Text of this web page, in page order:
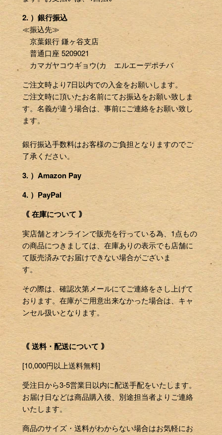
2. ）銀行振込
≪振込先≫
京葉銀行 鎌ヶ谷支店
普通口座 5209021
カマガヤコウギョウ(カ エルエーデポチバ
ご注文時より7日以内での入金をお願いします。
ご注文時に頂いたお名前にてお振込をお願い致しま
す。名義が違う場合は、事前にご連絡をお願い致し
ます。
銀行振込手数料はお客様のご負担となりますのでご
了承ください。
3. ）Amazon Pay
4. ）PayPal
｟ 在庫について ｠
実店舗とオンラインで販売を行っている為、1点もの
の商品につきましては、在庫ありの表示でも店舗に
て販売済みでお届けできない場合がございま
す。
その際は、確認次第メールにてご連絡をさし上げて
おります。在庫がご用意出来なかった場合は、キャ
ンセル扱いとなります。
｟ 送料・配送について ｠
[10,000円以上送料無料]
受注日から3-5営業日以内に配送手配をいたします。
お届け日などは商品購入後、別途担当者よりご連絡
いたします。
商品のサイズ・送料がわからない場合はお気軽にお